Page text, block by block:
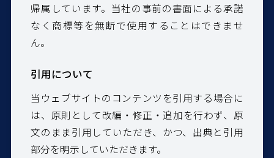
帰属しています。当社の事前の書面による承諾
なく商標等を無断で使用することはできませ
ん。
引用について
当ウェブサイトのコンテンツを引用する場合に
は、原則として改編・修正・追加を行わず、原
文のまま引用していただき、かつ、出典と引用
部分を明示していただきます。